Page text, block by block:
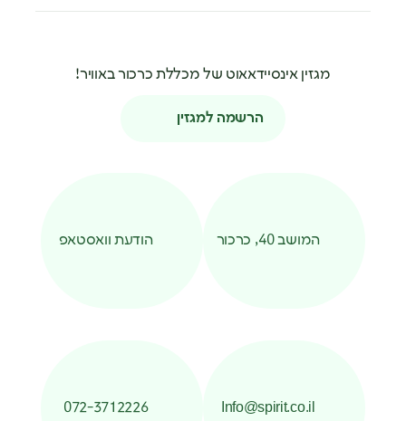
מגזין אינסיידאאוט של מכללת כרכור באוויר!
הרשמה למגזין
המושב 40, כרכור הודעת וואסטאפ
Info@spirit.co.il
072-3712226